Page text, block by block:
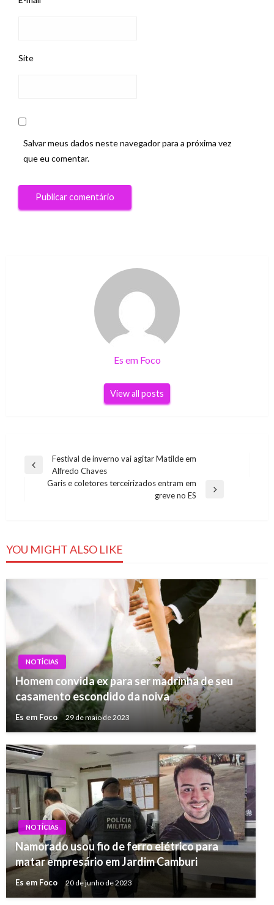
Site
Salvar meus dados neste navegador para a próxima vez
que eu comentar.
Es em Foco
View all posts
Navegação
Previous
Festival de inverno vai agitar Matilde em
Alfredo Chaves
Garis e coletores terceirizados entram em
greve no ES
YOU MIGHT ALSO LIKE
NOTÍCIAS
Homem convida ex para ser madrinha de seu
casamento escondido da noiva
Es em Foco 29 de maio de 2023
NOTÍCIAS
Namorado usou fio de ferro elétrico para
matar empresário em Jardim Camburi
Es em Foco 20 de junho de 2023